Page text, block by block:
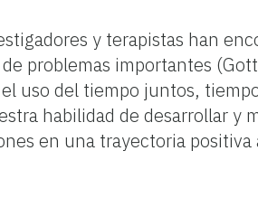
y terapistas han
problemas importantes
uso del tiempo juntos,
habilidad de desarrollar y
en una trayectoria